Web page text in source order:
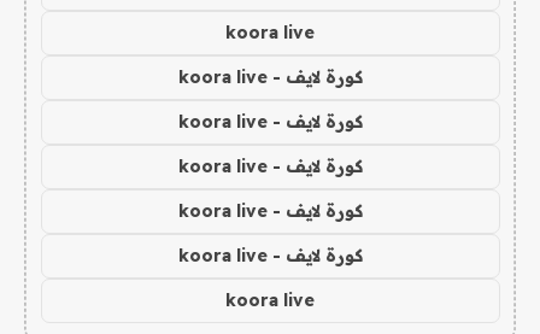
koora live
كورة لايف - koora live
كورة لايف - koora live
كورة لايف - koora live
كورة لايف - koora live
كورة لايف - koora live
koora live